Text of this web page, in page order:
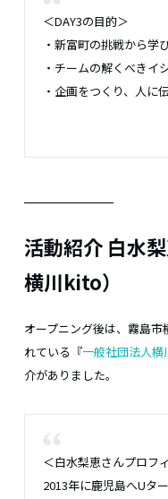
＜DAY3の目的＞
・新富町の挑戦から学
・チームの解くべきイ
・企画をつくり、人に
活動紹介 白水
横川kito）
オープニング後は、霧島
れている『一般社団法人横
介がありました。
＜白水梨恵さんプロフ
2013年に鹿児島へUタ